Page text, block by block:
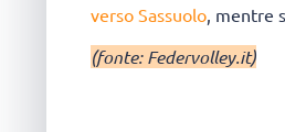
verso Sassuolo ,
(fonte: Federvolley.it)